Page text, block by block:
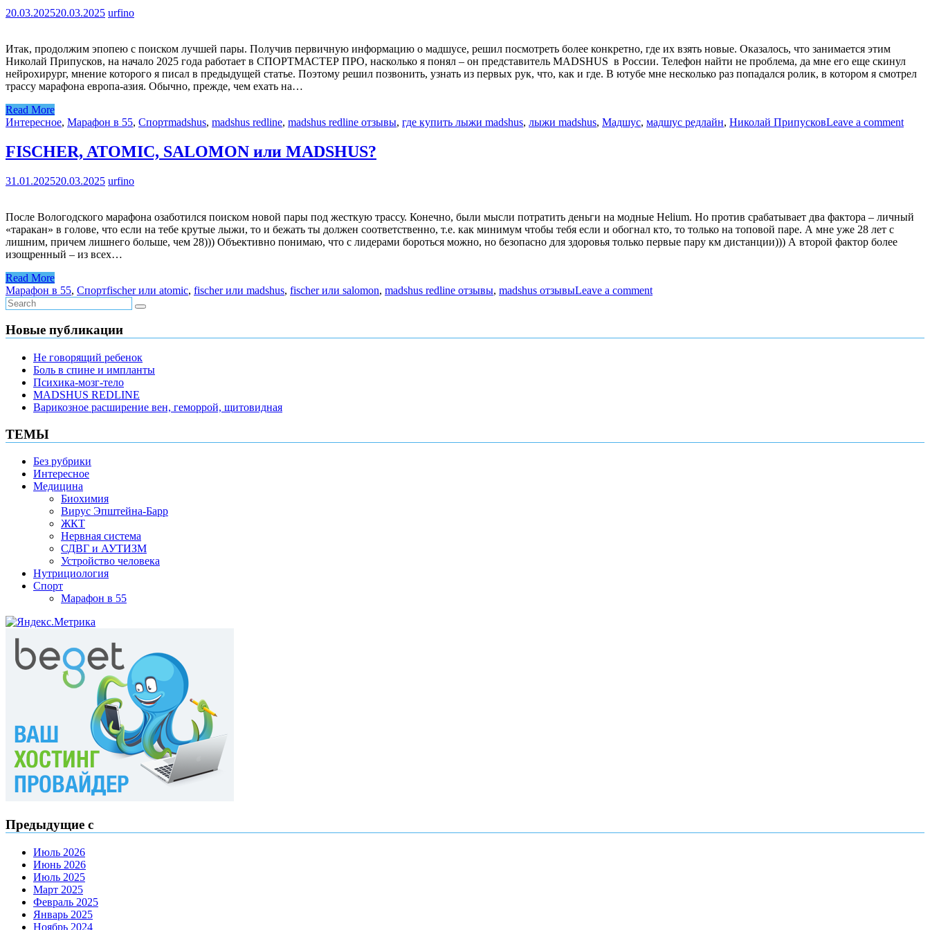
20.03.202520.03.2025 urfino
Итак, продолжим эпопею с поиском лучшей пары. Получив первичную информацию о мадшусе, решил посмотреть более конкретно, где их взять новые. Оказалось, что занимается этим
Николай Припусков, на начало 2025 года работает в СПОРТМАСТЕР ПРО, насколько я понял – он представитель MADSHUS в России. Телефон найти не проблема, да мне его еще скинул
нейрохирург, мнение которого я писал в предыдущей статье. Поэтому решил позвонить, узнать из первых рук, что, как и где. В ютубе мне несколько раз попадался ролик, в котором я смотрел
трассу марафона европа-азия. Обычно, прежде, чем ехать на…
Read More
Интересное, Марафон в 55, Спортmadshus, madshus redline, madshus redline отзывы, где купить лыжи madshus, лыжи madshus, Мадшус, мадшус редлайн, Николай ПрипусковLeave a comment
FISCHER, ATOMIC, SALOMON или MADSHUS?
31.01.202520.03.2025 urfino
После Вологодского марафона озаботился поиском новой пары под жесткую трассу. Конечно, были мысли потратить деньги на модные Helium. Но против срабатывает два фактора – личный
«таракан» в голове, что если на тебе крутые лыжи, то и бежать ты должен соответственно, т.е. как минимум чтобы тебя если и обогнал кто, то только на топовой паре. А мне уже 28 лет с
лишним, причем лишнего больше, чем 28))) Объективно понимаю, что с лидерами бороться можно, но безопасно для здоровья только первые пару км дистанции))) А второй фактор более
изощренный – из всех…
Read More
Марафон в 55, Спортfischer или atomic, fischer или madshus, fischer или salomon, madshus redline отзывы, madshus отзывыLeave a comment
Новые публикации
Не говорящий ребенок
Боль в спине и импланты
Психика-мозг-тело
MADSHUS REDLINE
Варикозное расширение вен, геморрой, щитовидная
ТЕМЫ
Без рубрики
Интересное
Медицина
Биохимия
Вирус Эпштейна-Барр
ЖКТ
Нервная система
СДВГ и АУТИЗМ
Устройство человека
Нутрициология
Спорт
Марафон в 55
Предыдущие с
Июль 2026
Июнь 2026
Июль 2025
Март 2025
Февраль 2025
Январь 2025
Ноябрь 2024